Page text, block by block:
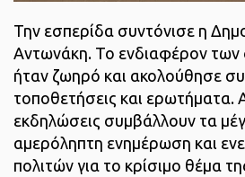
Την εσπερίδα συντόνισε η
Αντωνάκη. Το ενδιαφέρον των
ήταν ζωηρό και ακολούθησε
τοποθετήσεις και ερωτήματα.
εκδηλώσεις συμβάλλουν τα
αμερόληπτη ενημέρωση και
πολιτών για το κρίσιμο θέμα